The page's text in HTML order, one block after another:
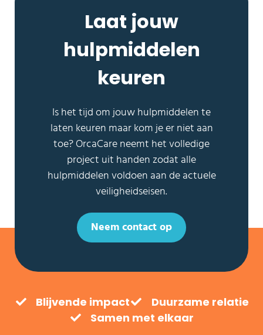
Laat jouw
hulpmiddelen
keuren
Is het tijd om jouw hulpmiddelen te
laten keuren maar kom je er niet aan
toe? OrcaCare neemt het volledige
project uit handen zodat alle
hulpmiddelen voldoen aan de actuele
veiligheidseisen.
Neem contact op
Blijvende impact
Duurzame relatie
Samen met elkaar